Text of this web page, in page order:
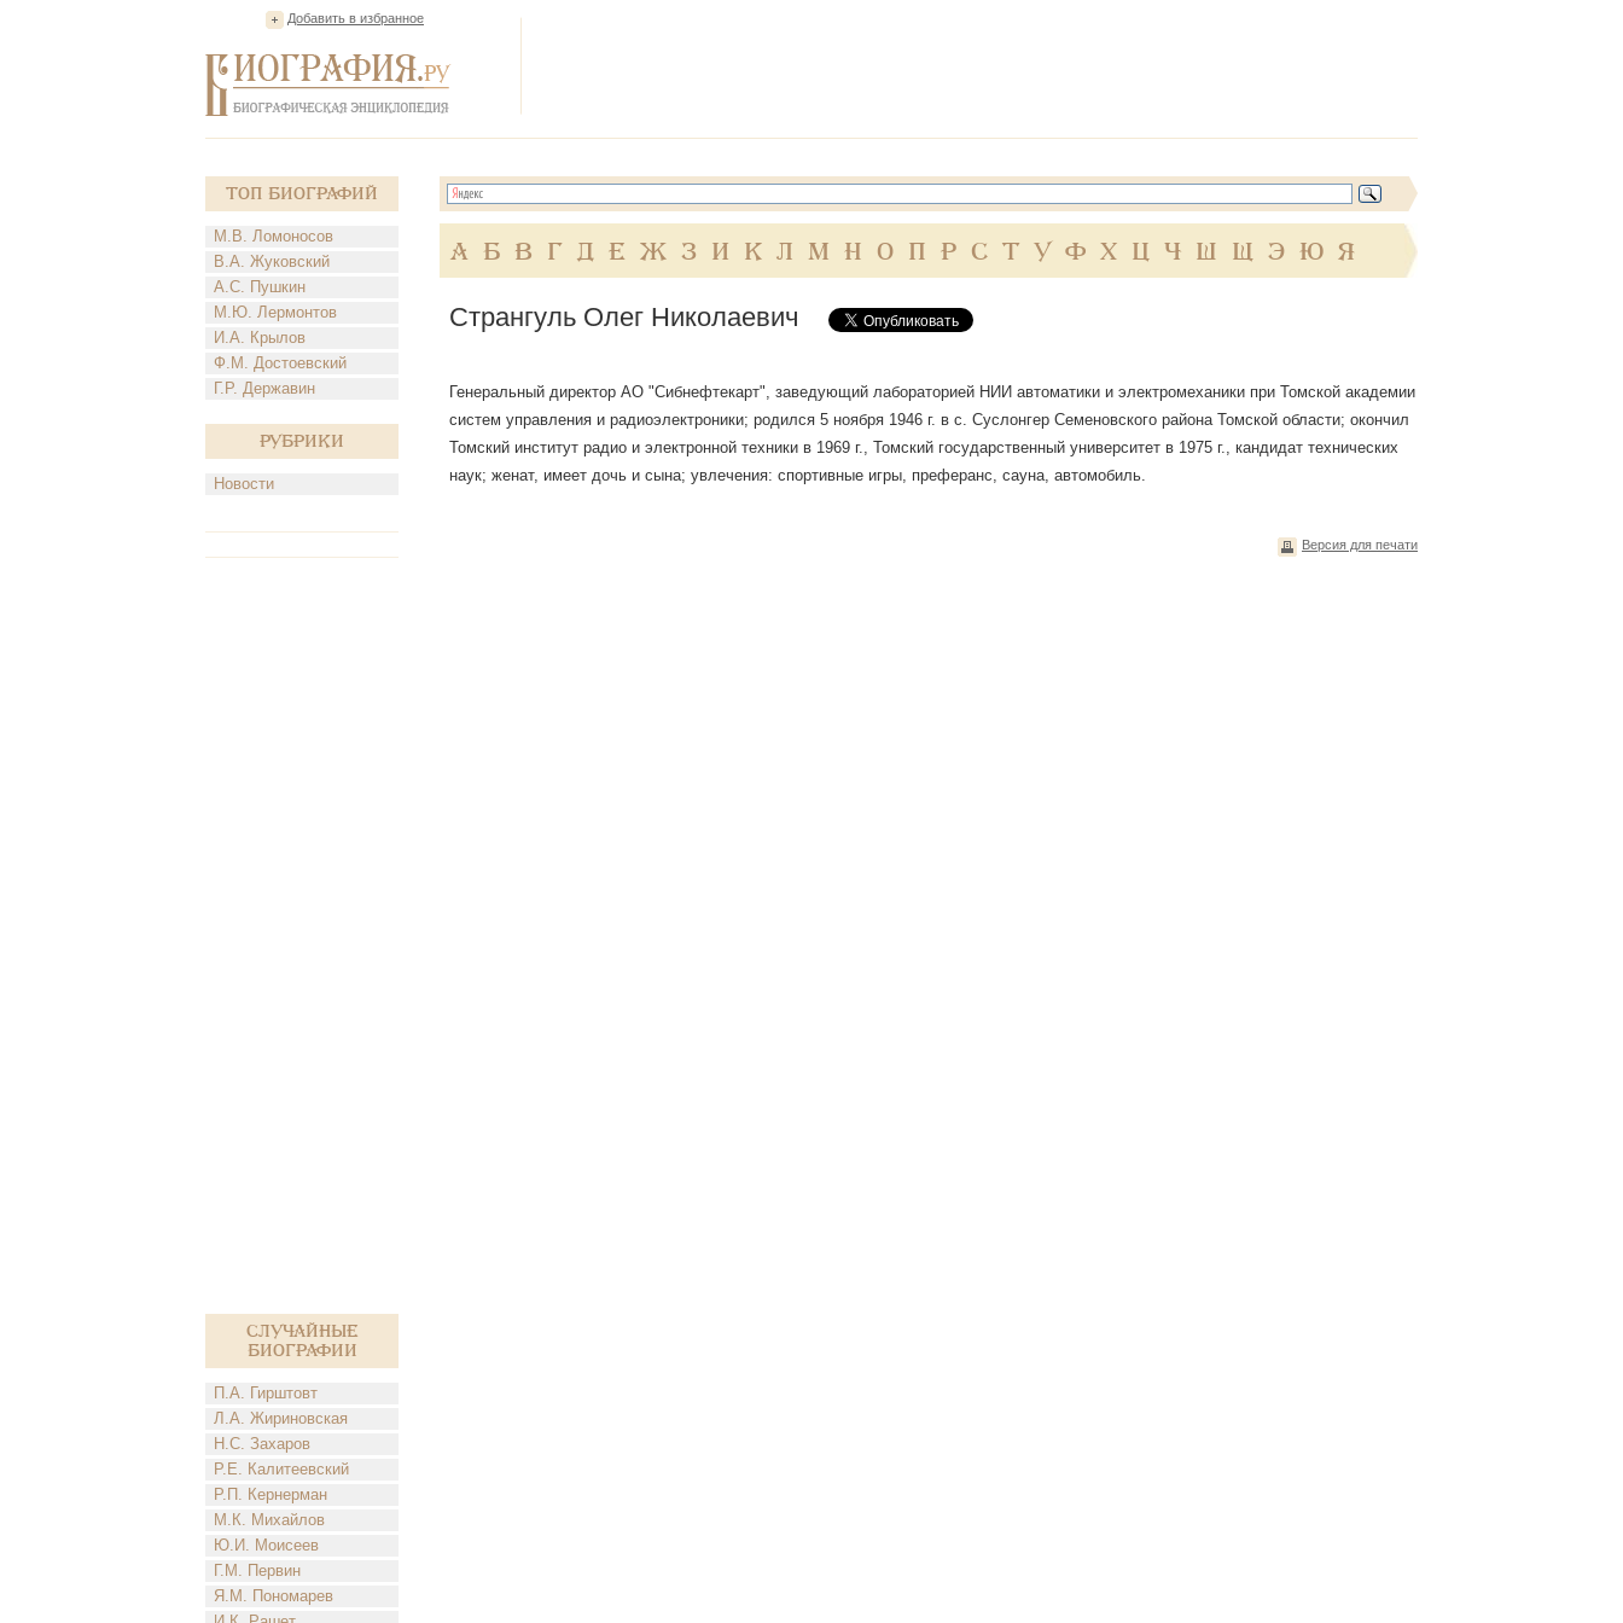
Добавить в избранное
Топ Биографий
М.В. Ломоносов
В.А. Жуковский
А.С. Пушкин
М.Ю. Лермонтов
И.А. Крылов
Ф.М. Достоевский
Г.Р. Державин
Рубрики
Новости
Случайные
биографии
П.А. Гирштовт
Л.А. Жириновская
Н.С. Захаров
Р.Е. Калитеевский
Р.П. Кернерман
М.К. Михайлов
Ю.И. Моисеев
Г.М. Первин
Я.М. Пономарев
А Б В Г Д Е Ж З И К Л М Н О П Р С Т У Ф Х Ц Ч Ш Щ Э Ю Я
Странгуль Олег Николаевич
Генеральный директор АО "Сибнефтекарт", заведующий лабораторией НИИ автоматики и электромеханики при Томской академии
систем управления и радиоэлектроники; родился 5 ноября 1946 г. в с. Суслонгер Семеновского района Томской области; окончил
Томский институт радио и электронной техники в 1969 г., Томский государственный университет в 1975 г., кандидат технических
наук; женат, имеет дочь и сына; увлечения: спортивные игры, преферанс, сауна, автомобиль.
Версия для печати